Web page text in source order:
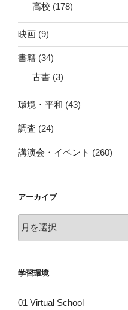
高校 (178)
映画 (9)
書籍 (34)
古書 (3)
環境・平和 (43)
調査 (24)
講演会・イベント (260)
アーカイブ
ー
ブ
学習環境
01 Virtual School